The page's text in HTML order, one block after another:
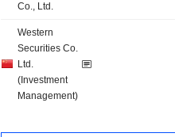
Co., Ltd.
Western
Securities Co.
Ltd.
(Investment
Management)